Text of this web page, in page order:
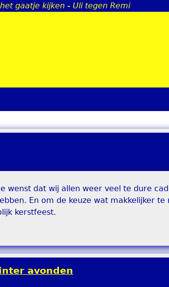
Jump to navigation
gaatje kijken - Uli tegen Remi
wenst dat wij allen weer veel te dure
En om de keuze wat makkelijker te
kerstfeest.
avonden